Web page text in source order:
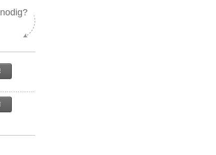
nodig?